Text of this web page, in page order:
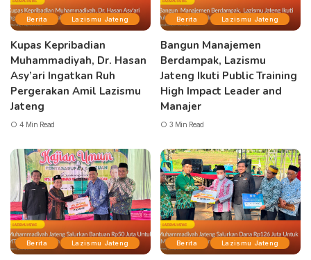
Berita Lazismu Jateng
Kupas Kepribadian
Muhammadiyah, Dr. Hasan
Asy’ari Ingatkan Ruh
Pergerakan Amil Lazismu
Jateng
4 Min Read
Berita Lazismu Jateng
Bangun Manajemen
Berdampak, Lazismu
Jateng Ikuti Public Training
High Impact Leader and
Manajer
3 Min Read
Berita Lazismu Jateng Berita Lazismu Jateng